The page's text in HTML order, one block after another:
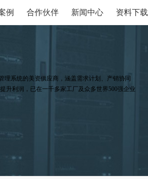
例 合作伙伴 新闻中心 资料下载
理系统的美资供应商，涵盖需求计划、产销协同
升利润，已在一千多家工厂及众多世界500强企业